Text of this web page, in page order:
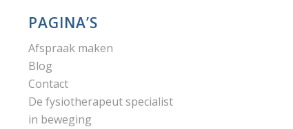
PAGINA’S
Afspraak maken
Blog
Contact
De fysiotherapeut specialist
in beweging